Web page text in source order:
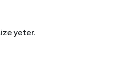
yeter.